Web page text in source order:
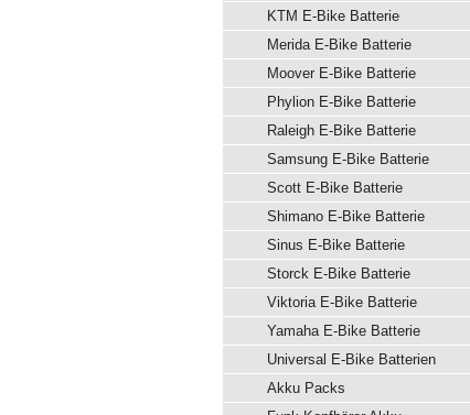
KTM E-Bike Batterie
Merida E-Bike Batterie
Moover E-Bike Batterie
Phylion E-Bike Batterie
Raleigh E-Bike Batterie
Samsung E-Bike Batterie
Scott E-Bike Batterie
Shimano E-Bike Batterie
Sinus E-Bike Batterie
Storck E-Bike Batterie
Viktoria E-Bike Batterie
Yamaha E-Bike Batterie
Universal E-Bike Batterien
Akku Packs